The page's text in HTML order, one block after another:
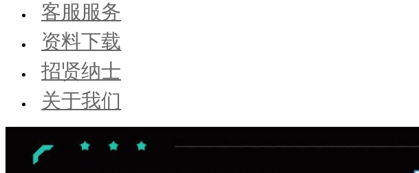
客服服务
资料下载
招贤纳士
关于我们